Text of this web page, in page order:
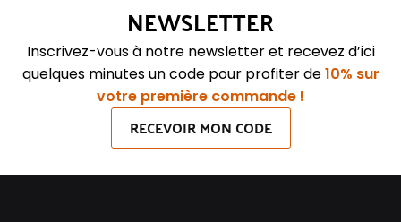
NEWSLETTER
Inscrivez-vous à notre newsletter et recevez d’ici
quelques minutes un code pour profiter de10% sur
votre première commande !
RECEVOIR MON CODE